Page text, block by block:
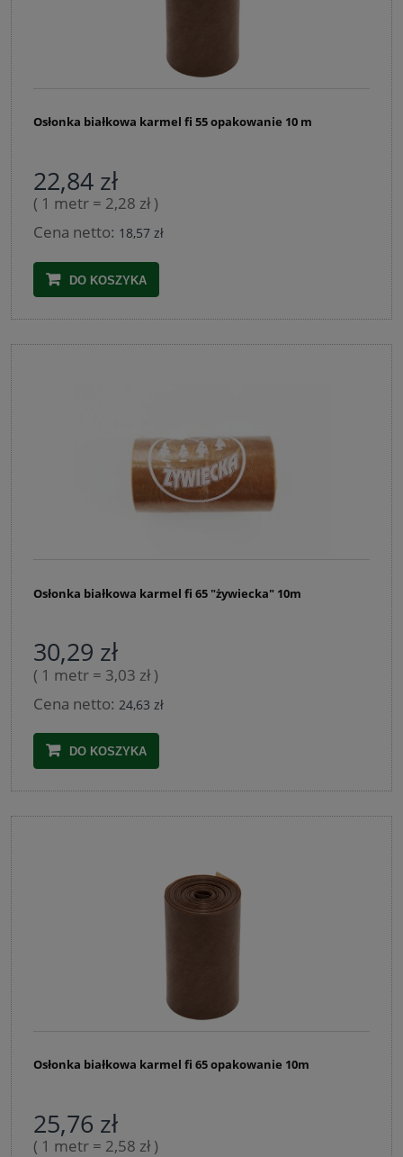
Osłonka białkowa karmel fi 55 opakowanie 10 m
22,84 zł
( 1 metr = 2,28 zł )
Cena netto: 18,57 zł
DO KOSZYKA
Osłonka białkowa karmel fi 65 "żywiecka" 10m
30,29 zł
( 1 metr = 3,03 zł )
Cena netto: 24,63 zł
DO KOSZYKA
Osłonka białkowa karmel fi 65 opakowanie 10m
25,76 zł
( 1 metr = 2,58 zł )